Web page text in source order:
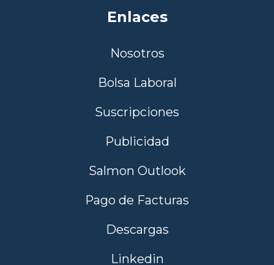
Enlaces
Nosotros
Bolsa Laboral
Suscripciones
Publicidad
Salmon Outlook
Pago de Facturas
Descargas
Linkedin